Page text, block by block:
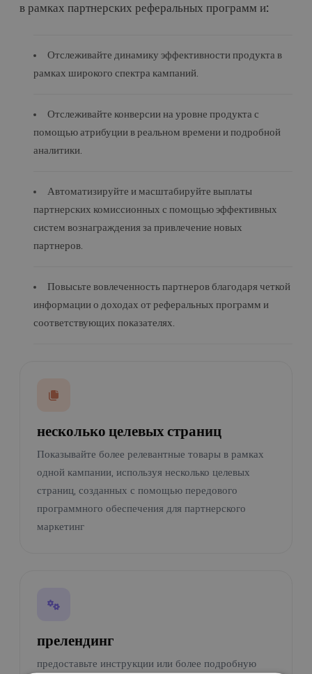
несколько целевых страниц
Показывайте более релевантные товары в рамках
одной кампании, используя несколько целевых
страниц, созданных с помощью передового
программного обеспечения для партнерского
маркетинг
прелендинг
предоставьте инструкции или более подробную
в рамках партнерских реферальных программ и:
Отслеживайте динамику эффективности продукта в
рамках широкого спектра кампаний.
Отслеживайте конверсии на уровне продукта с
помощью атрибуции в реальном времени и подробной
аналитики.
Автоматизируйте и масштабируйте выплаты
партнерских комиссионных с помощью эффективных
систем вознаграждения за привлечение новых
партнеров.
Повысьте вовлеченность партнеров благодаря четкой
информации о доходах от реферальных программ и
соответствующих показателях.